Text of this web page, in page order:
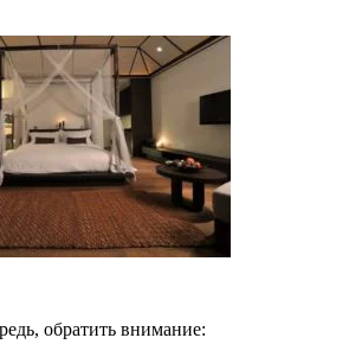
обратить внимание: